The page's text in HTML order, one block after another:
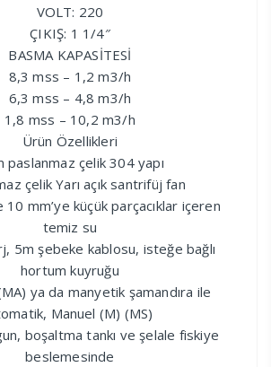
VOLT: 220
ÇIKIŞ: 1 1/4″
BASMA KAPASİTESİ
8,3 mss – 1,2 m3/h
6,3 mss – 4,8 m3/h
1,8 mss – 10,2 m3/h
Ürün Özellikleri
paslanmaz çelik 304 yapı
çelik Yarı açık santrifüj fan
mm’ye küçük parçacıklar içeren
temiz su
5m şebeke kablosu, isteğe bağlı
hortum kuyruğu
ya da manyetik şamandıra ile
Manuel (M) (MS)
boşaltma tankı ve şelale fiskiye
beslemesinde